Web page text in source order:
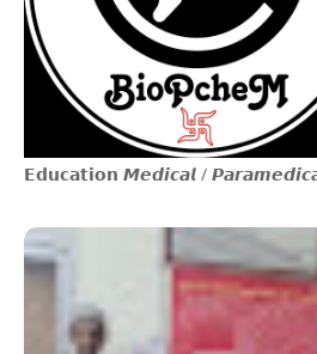
𝗘𝗱𝘂𝗰𝗮𝘁𝗶𝗼𝗻 𝙈𝙚𝙙𝙞𝙘𝙖𝙡 / 𝙋𝙖𝙧𝙖𝙢𝙚𝙙𝙞𝙘𝙖𝙡 ʸᵒᵘ